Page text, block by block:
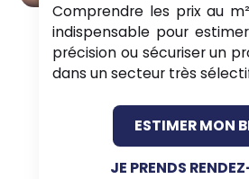
Comprendre les prix au
indispensable pour
précision ou sécuriser un
dans un secteur très
ESTIMER MON
JE PRENDS